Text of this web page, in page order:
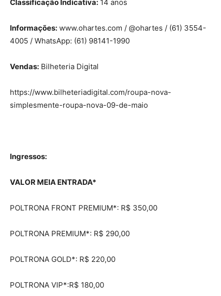
Classificação Indicativa: 14 anos
Informações: www.ohartes.com / @ohartes / (61) 3554-
4005 / WhatsApp: (61) 98141-1990
Vendas: Bilheteria Digital
https://www.bilheteriadigital.com/roupa-nova-
simplesmente-roupa-nova-09-de-maio
Ingressos:
VALOR MEIA ENTRADA*
POLTRONA FRONT PREMIUM*: R$ 350,00
POLTRONA PREMIUM*: R$ 290,00
POLTRONA GOLD*: R$ 220,00
POLTRONA VIP*:R$ 180,00